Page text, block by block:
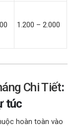
1.200 – 2.000
Chi Tiết:
túc
hoàn toàn vào